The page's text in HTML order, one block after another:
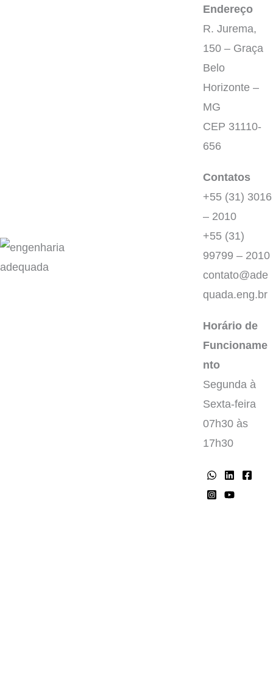
Endereço
R. Jurema,
150 – Graça
Belo
Horizonte –
MG
CEP 31110-
656
Contatos
+55 (31) 3016
– 2010
+55 (31)
99799 – 2010
contato@ade
quada.eng.br
Horário de
Funcioname
nto
Segunda à
Sexta-feira
07h30 às
17h30